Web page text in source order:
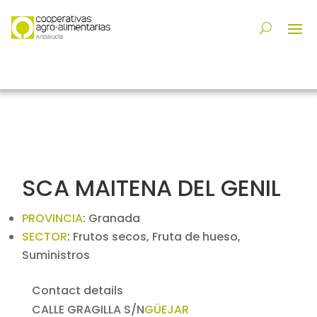
SCA MAITENA DEL GENIL
PROVINCIA: Granada
SECTOR: Frutos secos, Fruta de hueso,
Suministros
Contact details
CALLE GRAGILLA S/NGÜEJAR